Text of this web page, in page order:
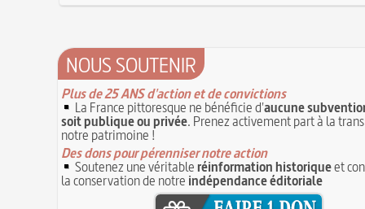
NOUS SOUTENIR
Plus de 25 ANS d'action et de convictions
La France pittoresque ne bénéficie d'aucune
soit publique ou privée. Prenez activement part à la
notre patrimoine !
Des dons pour pérenniser notre action
Soutenez une véritableréinformation historiqueet
la conservation de notre indépendance éditoriale